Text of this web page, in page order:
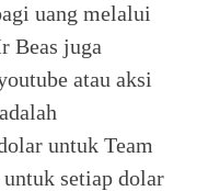
uang melalui
Beas juga
atau aksi
untuk Team
setiap dolar